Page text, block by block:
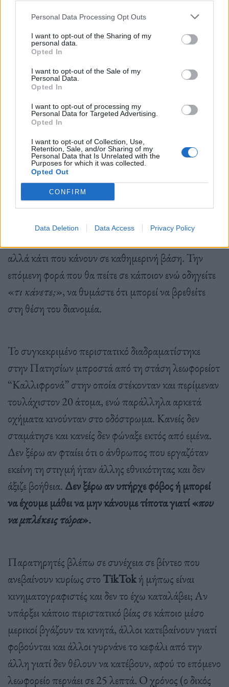
Personal Data Processing Opt Outs
I want to opt-out of the Sharing of my
personal data.
Opted In
I want to opt-out of the Sale of my
Personal Data.
Opted In
I want to opt-out of processing my
Personal Data for Targeted Advertising.
Opted In
I want to opt-out of Collection, Use,
Retention, Sale, and/or Sharing of my
Personal Data that Is Unrelated with the
Purposes for which it was collected.
Opted Out
CONFIRM
Data Deletion Data Access Privacy Policy
σταμάτησαν μπροστά του άρχιζαν να τον
σπρώχνουν και να του χτυπάνε το κράνος. Ήμουν η
μόνη που είχε σταματήσει και φώναξα κάμποσες
φορές «τι κάνετε;», μέχρι να φύγουν μερικά από
μερικά δευτερόλεπτα.
Δύο διαφορετικοί άνθρωποι είπαν την ίδια φράση. Ο
ένας για να βρει το δίκιο του και ο άλλος για να
αποτρέψει το περιστατικό βίας. Στην
πραγματικότητα ξέρουν πολύ καλά τι κάνουνε, γιατί
από τη συμπεριφορά τους και την εξωτερική τους
αλλά κάτι που κάνουν σε καθημερινή βάση. Την
επόμενη φορά που θα πείτε σε κάποιον ενώ οδηγείτε
«τι κάνετε;», να θυμάστε ότι μπορεί να βρεθείτε
στη θέση του διανομέα.
Το συγκεκριμένο περιστατικό διαδραματίστηκε
στην Πατησίων μπροστά από τη στάση λεωφορείοτ
“Καλλιφρονά” στην οποία στέκονταν και περίμεναν
τουλάχιστον 20 άτομα, ενώ παράλληλα αρκετά
οχήματα κινούνταν στο οδόστρωμα. Κανείς δεν
σταμάτησε και κανείς δεν φώναξε εκτός από εμένα.
Δεν ξέρω αν φταίει ότι ο άνθρωπος που εργαζόταν
εκείνη τη στιγμή ήταν άλλης εθνικότητας και δεν
άξιζε βοήθεια. Δεν ξέρω αν υπήρχε φόβος ή μπορεί
να έχουμε μάθει να μην κάνουμε τίποτα γιατί «που
να μπλέκεις τώρα».
Παρατηρητές βλέπω σε συνέχεια σε βίντεο που
ανεβαίνουν κυρίως στο TikTokή μήπως είναι
κινηματογραφιστές και δεν το έχω καταλάβει; Αν
υπάρξει κάποιο περιστατικό βίας σε κάποιο μέσο
μερικοί βγάζουν τα κινητά, άλλοι κατεβαίνουν γιατί
φοβούνται και άλλοι γυρνάνε το κεφάλι από την
άλλη γιατί δεν θέλουν να κατέβουν, αφού το επόμενο
λεωφορείο περνάει σε 25 λεπτά. Ο χρόνος (ο δικός